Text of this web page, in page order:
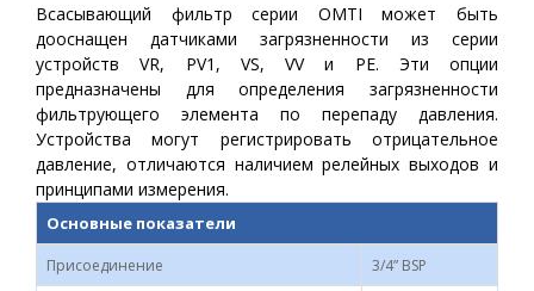
Всасывающий фильтр серии OMTI может быть
дооснащен датчиками загрязненности из серии
устройств VR, PV1, VS, VV и PE. Эти опции
предназначены для определения загрязненности
фильтрующего элемента по перепаду давления.
Устройства могут регистрировать отрицательное
давление, отличаются наличием релейных выходов и
принципами измерения.
Основные показатели
Присоединение 3/4” BSP